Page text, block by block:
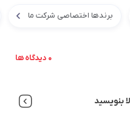
برندها اختصاصی شرکت ما
0 دیدگاه ها
بنویسید